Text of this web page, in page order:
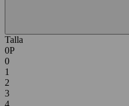
Talla
0P
0
1
2
3
4